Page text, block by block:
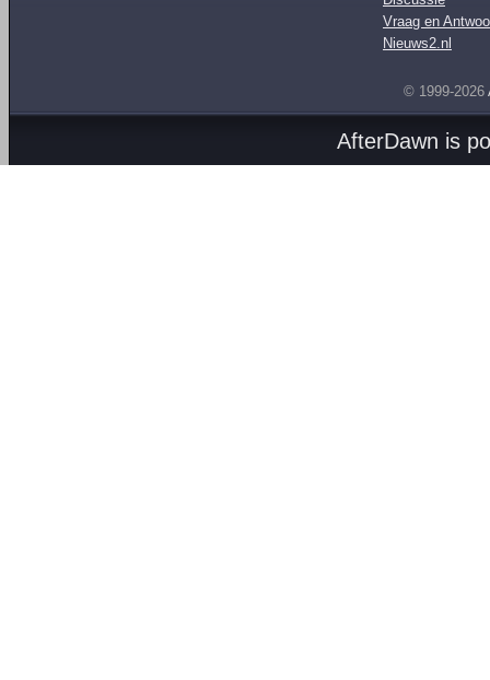
Vraag en
Nieuws2.nl
© 1999-2026
AfterDawn is